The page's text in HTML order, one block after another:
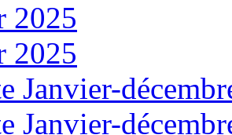
2025
2025
Janvier-
Janvier-